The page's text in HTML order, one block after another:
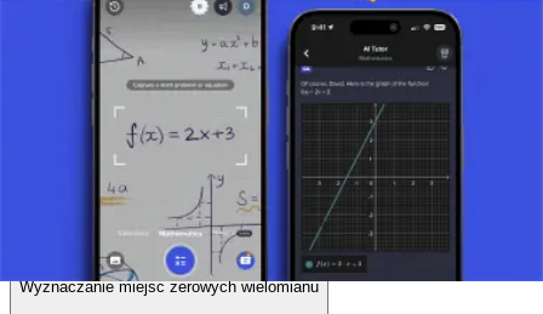
Jeśli stopień bieżącej dzielnej stanie się mniejszy niż stopień
dzielnika i nie możemy kontynuować dzielenia, pozostały
wielomian jest resztą.
Zrób zdjęcie zadania i skorzystaj z pomocy AI tutor.
Wykres wielomianu
Wyznaczanie miejsc zerowych wielomianu